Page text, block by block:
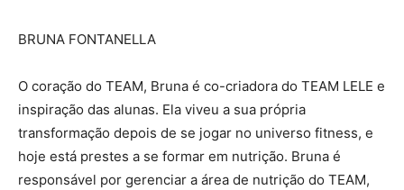
BRUNA FONTANELLA
O coração do TEAM, Bruna é co-criadora do TEAM LELE e
inspiração das alunas. Ela viveu a sua própria
transformação depois de se jogar no universo fitness, e
hoje está prestes a se formar em nutrição. Bruna é
responsável por gerenciar a área de nutrição do TEAM,